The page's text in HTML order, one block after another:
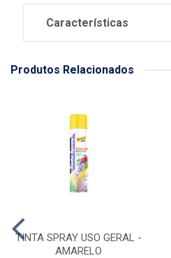
Características
Produtos Relacionados
TINTA SPRAY USO GERAL -
AMARELO